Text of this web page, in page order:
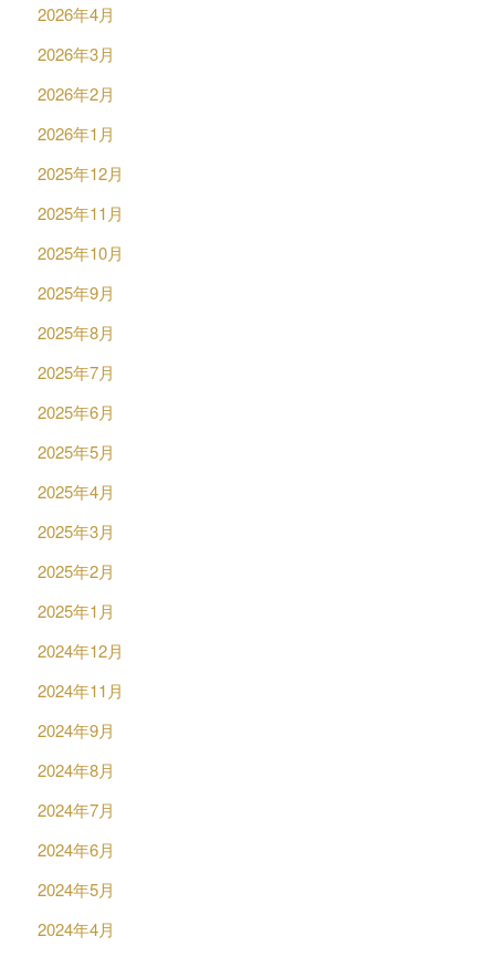
2026年4月
2026年3月
2026年2月
2026年1月
2025年12月
2025年11月
2025年10月
2025年9月
2025年8月
2025年7月
2025年6月
2025年5月
2025年4月
2025年3月
2025年2月
2025年1月
2024年12月
2024年11月
2024年9月
2024年8月
2024年7月
2024年6月
2024年5月
2024年4月